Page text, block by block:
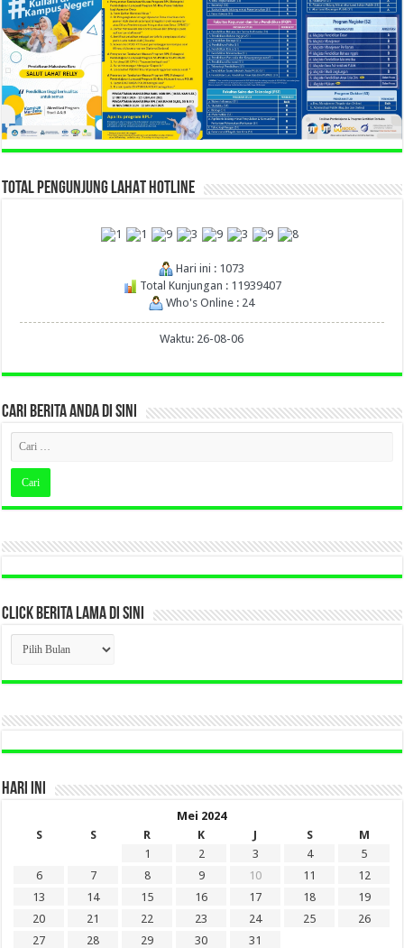
TOTAL PENGUNJUNG LAHAT HOTLINE
Hari ini : 1073
Total Kunjungan : 11939407
Who's Online : 24
Waktu: 26-08-06
CARI BERITA ANDA DI SINI
CLICK BERITA LAMA DI SINI
CLICK
BERITA
LAMA
DI
HARI INI
Mei 2024
S
S R K J S
M
1
2 3 4
5
6
7 8 9 10 11
12
13
14 15 16 17 18
19
20
21 22 23 24 25
26
27
28 29 30
31